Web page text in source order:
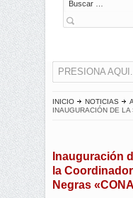
PRESIONA
INICIO NOTICIAS
INAUGURACIÓN DE LA
Inauguración
la
Negras